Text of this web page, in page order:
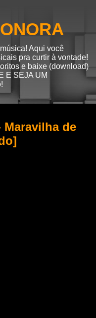
Aqui você
pra curtir à vontade!
e baixe (download)
E SEJA UM
Maravilha de